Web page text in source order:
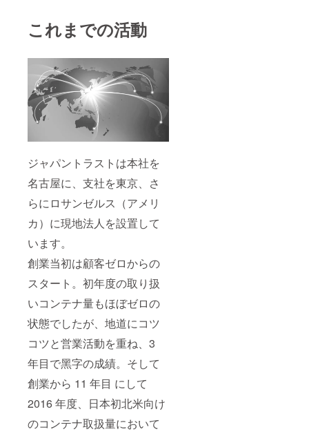
これまでの活動
ジャパントラストは本社を
名古屋に、⽀社を東京、さ
らにロサンゼルス（アメリ
カ）に現地法⼈を設置して
います。
創業当初は顧客ゼロからの
スタート。初年度の取り扱
いコンテナ量もほぼゼロの
状態でしたが、地道にコツ
コツと営業活動を重ね、3
年⽬で⿊字の成績。そして
創業から 11 年⽬ にして
2016 年度、⽇本初北⽶向け
のコンテナ取扱量において